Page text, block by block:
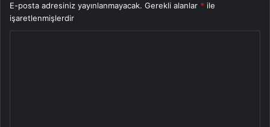
E-posta adresiniz yayınlanmayacak. Gerekli alanlar * ile
işaretlenmişlerdir